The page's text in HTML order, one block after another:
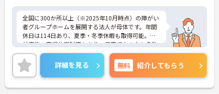
ため、月平均の残業時間は5時間から7時間程度とか
なり少なめに抑えられます
・夜勤明けの翌日は原則としてお休みとなるシフト
編成が組まれており、しっかりと休息を取りながら
長期的な就業が可能です
＜評価制度でキャリアアップ＞
・介護福祉士や初任者研修などの資格や実務経験、
夜勤回数がしっかりと給与に反映されるためモチベ
ーションを維持できます
・年次を問わずリーダーや主任などのマネジメント
全国に300か所以上（※2025年10月時点）の障がい
者グループホームを展開する法人が母体です。年間
休日は114日あり、夏季・冬季休暇も取得可能。産
前産後・育児休暇制度もあり、子育て中の方も多数
活躍中で、ワークライフバランスを大切にしながら
働ける環境が整っています。研修制度や外部勉強会
の受講支援もあり、スキルアップもしっかりサポー
ト。将来的には管理者やエリアマネージャーへのキ
ャリアアップも目指せます。20代から60代まで幅広
詳細を見る 無料 紹介してもらう